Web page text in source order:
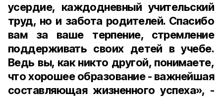
усердие, каждодневный учительский
труд, но и забота родителей. Спасибо
вам за ваше терпение, стремление
поддерживать своих детей в учебе.
Ведь вы, как никто другой, понимаете,
что хорошее образование - важнейшая
составляющая жизненного успеха», -